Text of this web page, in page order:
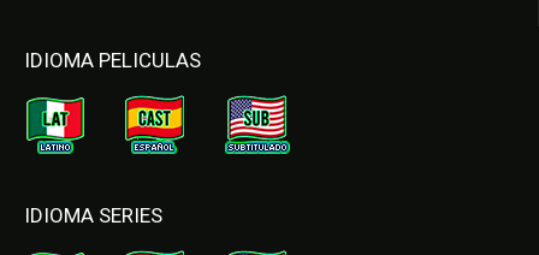
IDIOMA PELICULAS
IDIOMA SERIES